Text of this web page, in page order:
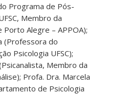
Programa de Pós-
Membro da
Porto Alegre – APPOA);
(Professora do
Psicologia UFSC);
Membro da
Profa. Dra. Marcela
de Psicologia